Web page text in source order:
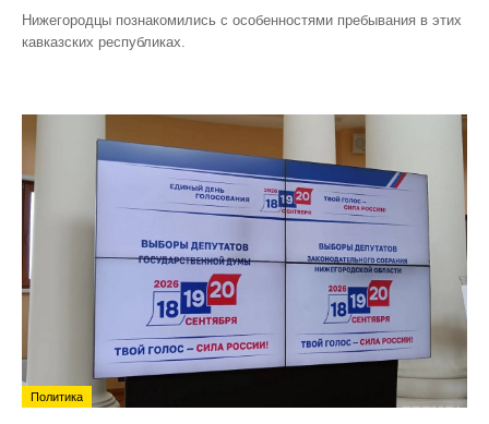
Нижегородцы познакомились с особенностями пребывания в этих
кавказских республиках.
Политика